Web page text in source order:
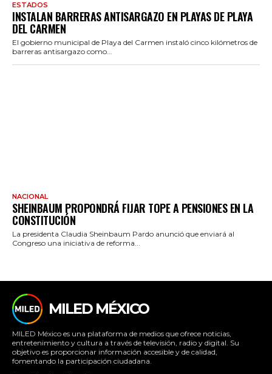
ESTADOS
INSTALAN BARRERAS ANTISARGAZO EN PLAYAS DE PLAYA
DEL CARMEN
El gobierno municipal de Playa del Carmen instaló cinco kilómetros de
barreras antisargazo como...
NACIONAL
SHEINBAUM PROPONDRÁ FIJAR TOPE A PENSIONES EN LA
CONSTITUCIÓN
La presidenta Claudia Sheinbaum Pardo anunció que enviará al
Congreso una iniciativa de reforma...
MILED MÉXICO
MILED México es una plataforma de medios que ofrece noticias,
entretenimiento y cultura a través de televisión, radio y digital. Su
objetivo es proporcionar información accesible y de calidad,
fomentando la participación ciudadana.